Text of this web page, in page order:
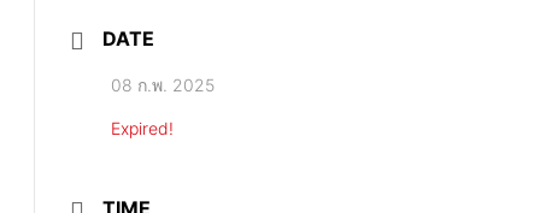
DATE
08 ก.พ. 2025
Expired!
TIME